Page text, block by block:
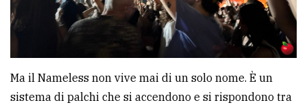
Ma il Nameless non vive mai di un solo nome. È un
sistema di palchi che si accendono e si rispondono tra